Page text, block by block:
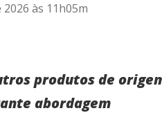
2026 às 11h05m
produtos de
abordagem